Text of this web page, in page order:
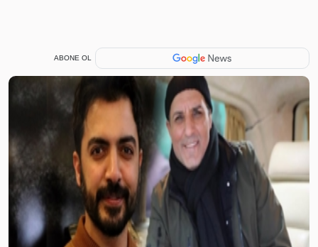
ABONE OL